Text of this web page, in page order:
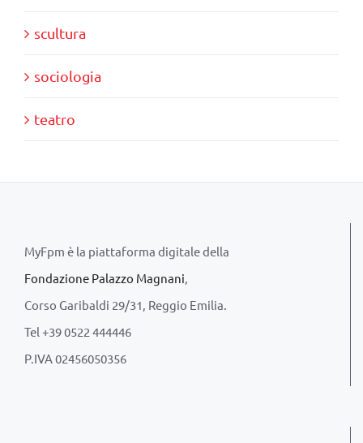
scultura
sociologia
teatro
MyFpm è la piattaforma digitale della
Fondazione Palazzo Magnani,
Corso Garibaldi 29/31, Reggio Emilia.
Tel +39 0522 444446
P.IVA 02456050356